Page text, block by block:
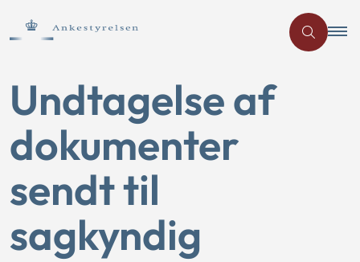
Undtagelse af
dokumenter
sendt til
sagkyndig